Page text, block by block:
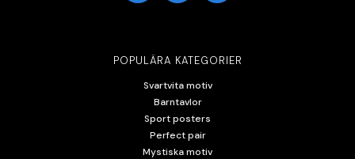
POPULÄRA KATEGORIER
Svartvita motiv
Barntavlor
Sport posters
Perfect pair
Mystiska motiv